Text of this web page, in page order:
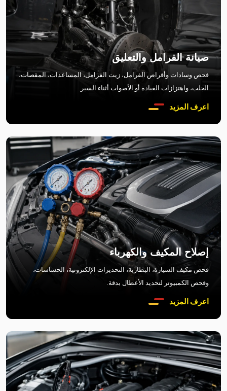
صيانة الفرامل والتعليق
فحص وسادات وأقراص الفرامل، زيت الفرامل، المساعدات، المقصات،
الجلب، واهتزازات القيادة أو الأصوات أثناء السير.
اعرف المزيد
إصلاح المكيف والكهرباء
فحص مكيف السيارة، البطارية، التحذيرات الإلكترونية، الحساسات،
وفحص الكمبيوتر لتحديد الأعطال بدقة.
اعرف المزيد